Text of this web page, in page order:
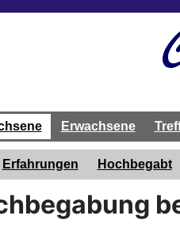
Erwachsene
Erfahrungen Hochbegabt